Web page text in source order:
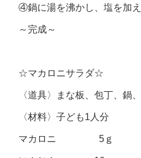
④鍋に湯を沸かし、塩を加
～完成～
☆マカロニサラダ☆
〈道具〉まな板、包丁、鍋
〈材料〉子ども1人分
マカロニ 5ｇ